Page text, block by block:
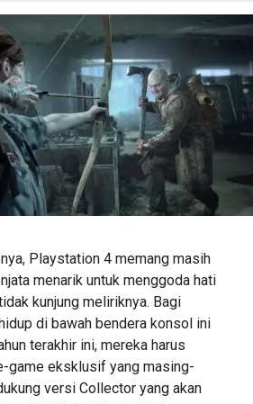
Playstation 4 memang masih
menarik untuk menggoda hati
kunjung meliriknya. Bagi
di bawah bendera konsol ini
terakhir ini, mereka harus
game eksklusif yang masing-
versi Collector yang akan